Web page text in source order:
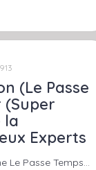
913
(Le Passe
(Super
la
Experts
Le Passe Temps…